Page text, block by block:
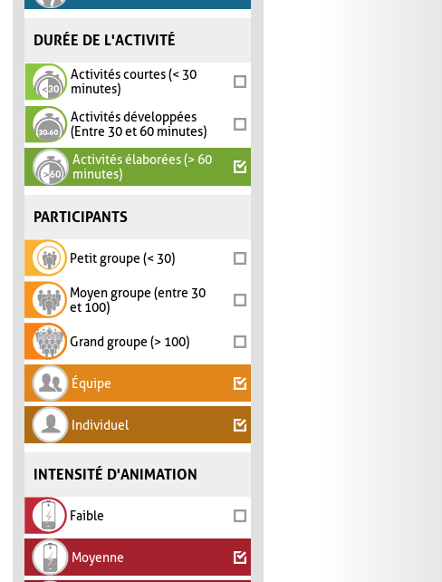
DURÉE DE L'ACTIVITÉ
Activités courtes (< 30
minutes)
Activités développées
(Entre 30 et 60 minutes)
Activités élaborées (> 60
minutes)
PARTICIPANTS
Petit groupe (< 30)
Moyen groupe (entre 30
et 100)
Grand groupe (> 100)
Équipe
Individuel
INTENSITÉ D'ANIMATION
Faible
Moyenne